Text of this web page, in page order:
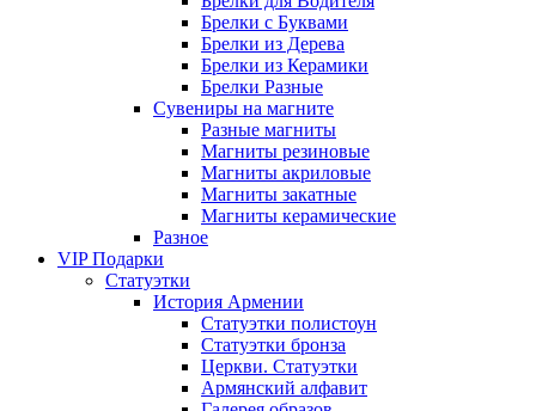
Брелки с Буквами
Брелки из Дерева
Брелки из Керамики
Брелки Разные
Сувениры на магните
Разные магниты
Магниты резиновые
Магниты акриловые
Магниты закатные
Магниты керамические
Разное
VIP Подарки
Статуэтки
История Армении
Статуэтки полистоун
Статуэтки бронза
Церкви. Статуэтки
Армянский алфавит